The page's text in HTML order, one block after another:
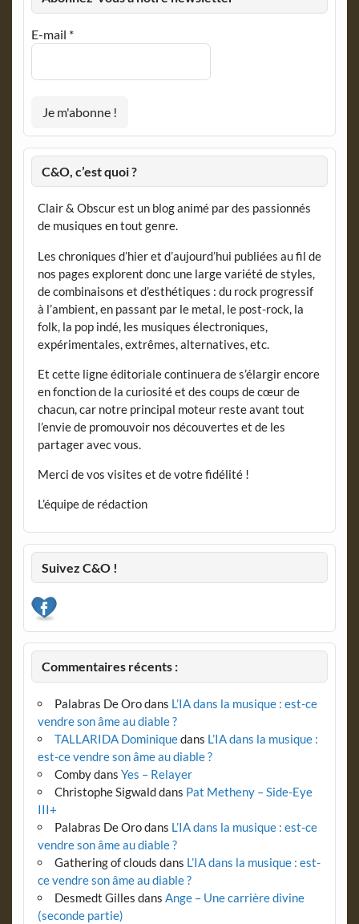
E-mail *
C&O, c’est quoi ?
Clair & Obscur est un blog animé par des passionnés
de musiques en tout genre.
Les chroniques d’hier et d’aujourd’hui publiées au fil de
nos pages explorent donc une large variété de styles,
de combinaisons et d’esthétiques : du rock progressif
à l’ambient, en passant par le metal, le post-rock, la
folk, la pop indé, les musiques électroniques,
expérimentales, extrêmes, alternatives, etc.
Et cette ligne éditoriale continuera de s’élargir encore
en fonction de la curiosité et des coups de cœur de
chacun, car notre principal moteur reste avant tout
l’envie de promouvoir nos découvertes et de les
partager avec vous.
Merci de vos visites et de votre fidélité !
L’équipe de rédaction
Suivez C&O !
Commentaires récents :
Palabras De Orodans L’IA dans la musique : est-ce
vendre son âme au diable ?
TALLARIDA Dominiquedans L’IA dans la musique :
est-ce vendre son âme au diable ?
Combydans Yes – Relayer
Christophe Sigwalddans Pat Metheny – Side-Eye
III+
Palabras De Orodans L’IA dans la musique : est-ce
vendre son âme au diable ?
Gathering of clouds dans L’IA dans la musique : est-
ce vendre son âme au diable ?
Desmedt Gilles dans Ange – Une carrière divine
(seconde partie)